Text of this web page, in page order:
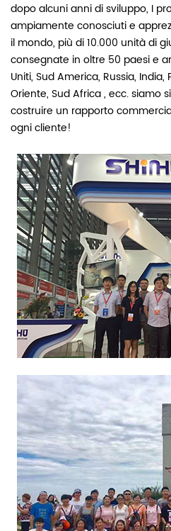
dopo alcuni anni di sviluppo, I
ampiamente conosciuti e
il mondo, più di 10.000 unità di
consegnate in oltre 50 paesi e
Uniti, Sud America, Russia, India,
Oriente, Sud Africa , ecc. siamo
costruire un rapporto
ogni cliente!